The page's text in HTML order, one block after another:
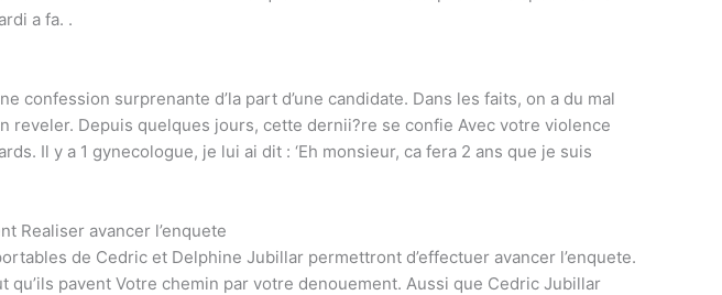
a fa. .
surprenante d’la part d’une candidate. Dans les faits, on a du mal
reveler. Depuis quelques jours, cette dernii?re se confie Avec votre violence
Il y a 1 gynecologue, je lui ai dit : ‘Eh monsieur, ca fera 2 ans que je suis
Realiser avancer l’enquete
de Cedric et Delphine Jubillar permettront d’effectuer avancer l’enquete.
pavent Votre chemin par votre denouement. Aussi que Cedric Jubillar